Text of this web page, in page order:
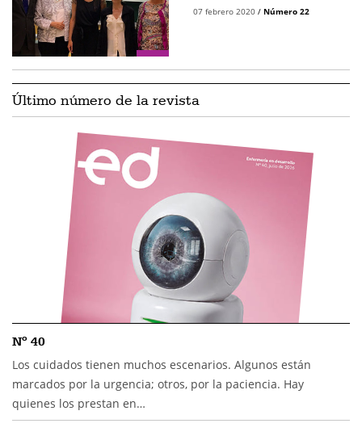
07 febrero 2020 / Número 22
Último número de la revista
Nº 40
Los cuidados tienen muchos escenarios. Algunos están
marcados por la urgencia; otros, por la paciencia. Hay
quienes los prestan en…